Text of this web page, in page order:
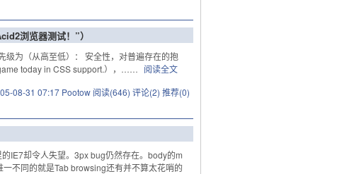
浏览器测试！”）
级为（从高至低）： 安全性，对普遍存在的抱
today in CSS support.），…… 阅读全文
08-31 07:17 Pootow 阅读(646) 评论(2) 推荐(0)
IE7却令人失望。3px bug仍然存在。body的m
不同的就是Tab browsing还有并不算太花哨的